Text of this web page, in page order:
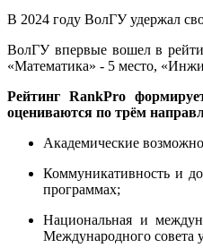
В 2024 году ВолГУ удержал
ВолГУ впервые вошел в
«Математика» - 5 место,
Рейтинг RankPro
оцениваются по трём
Академические
Коммуникативность и
программах;
Национальная и
Международного совета